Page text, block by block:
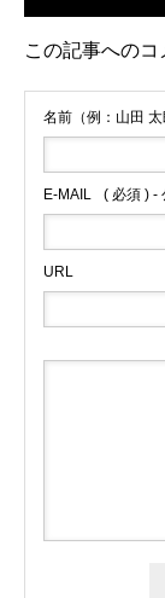
この記事へのコ
名前（例：山田 太
E-MAIL ( 必須 ) -
URL